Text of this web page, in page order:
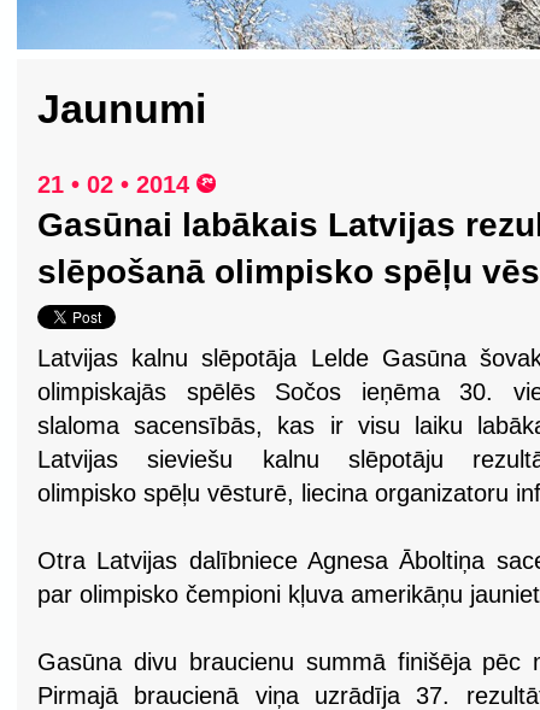
Jaunumi
21 • 02 • 2014
Gasūnai labākais Latvijas
slēpošanā olimpisko spēļu
Latvijas kalnu slēpotāja Lelde Gasūna
olimpiskajās spēlēs Sočos ieņēma 30.
slaloma sacensībās, kas ir visu laiku
Latvijas sieviešu kalnu slēpotāju
olimpisko spēļu vēsturē, liecina organizatoru
Otra Latvijas dalībniece Agnesa Āboltiņa
par olimpisko čempioni kļuva amerikāņu
Gasūna divu braucienu summā finišēja pēc
Pirmajā braucienā viņa uzrādīja 37.